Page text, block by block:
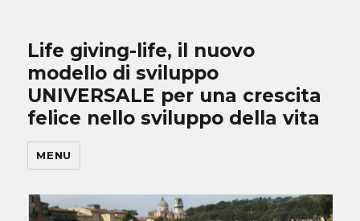
Life giving-life, il nuovo
modello di sviluppo
UNIVERSALE per una crescita
felice nello sviluppo della vita
MENU